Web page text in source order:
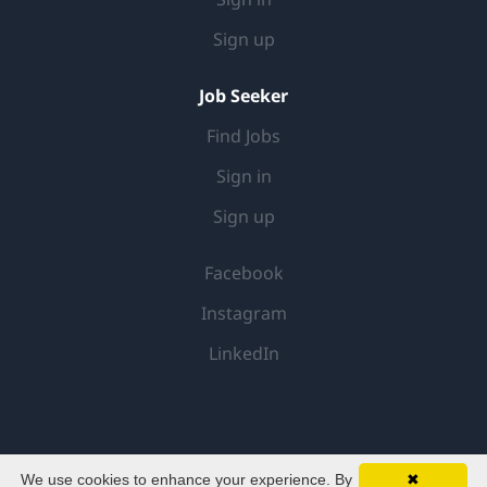
Sign up
Job Seeker
Find Jobs
Sign in
Sign up
Facebook
Instagram
LinkedIn
✖
We use cookies to enhance your experience. By